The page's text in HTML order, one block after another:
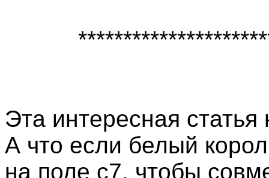
Эта интересная
А что если белый
на поле с7, чтобы